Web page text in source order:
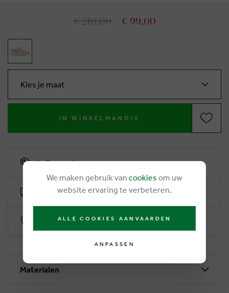
€ 210,00 € 99,00
Kies je maat
IN WINKELMANDJE
6% Treuerabatt
Kostenlose Lieferung ab €50
Sichere Zahlung durch Worldline
Materialen
We maken gebruik van cookies om uw
website ervaring te verbeteren.
ALLE COOKIES AANVAARDEN
ANPASSEN